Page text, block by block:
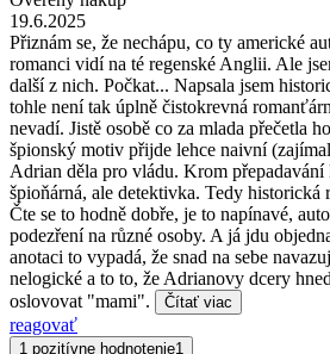
19.6.2025
Přiznám se, že nechápu, co ty americké
romanci vidí na té regenské Anglii. Ale
další z nich. Počkat... Napsala jsem
tohle není tak úplně čistokrevná
nevadí. Jistě osobě co za mlada přečetla
špionský motiv přijde lehce naivní
Adrian děla pro vládu. Krom přepadavání
špioňárná, ale detektivka. Tedy historická
Čte se to hodně dobře, je to napínavé,
podezření na různé osoby. A já jdu
anotaci to vypadá, že snad na sebe
nelogické a to to, že Adrianovy dcery
oslovovat "mami".
Čítať viac
reagovať
1 pozitívne hodnotenie1